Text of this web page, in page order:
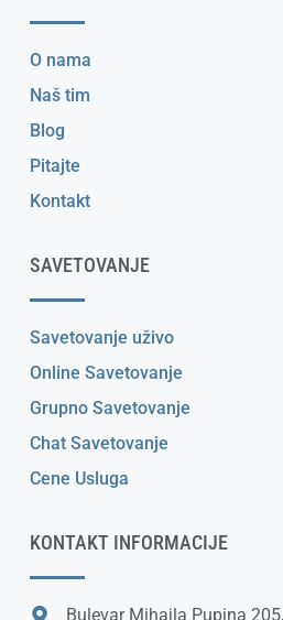
O nama
Naš tim
Blog
Pitajte
Kontakt
SAVETOVANJE
Savetovanje uživo
Online Savetovanje
Grupno Savetovanje
Chat Savetovanje
Cene Usluga
KONTAKT INFORMACIJE
Bulevar Mihajla Pupina